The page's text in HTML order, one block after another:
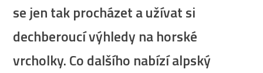
se jen tak procházet a užívat si
dechberoucí výhledy na horské
vrcholky. Co dalšího nabízí alpský